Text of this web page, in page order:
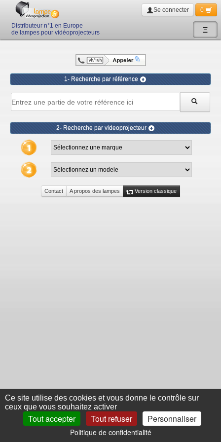
Ξ
Distributeur n°1 en Europe
de lampes pour vidéoprojecteurs
Se connecter 0
1- Recherche par référence
2- Recherche par videoprojecteur
Contact A propos des lampes Version classique
Ce site utilise des cookies et vous donne le contrôle sur
ceux que vous souhaitez activer
Tout accepter Tout refuser Personnaliser
Politique de confidentialité